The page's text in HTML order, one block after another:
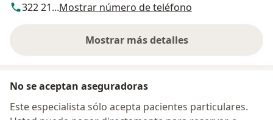
322 21...Mostrar número de teléfono
Mostrar más detalles
sobre la dirección
No se aceptan aseguradoras
Este especialista sólo acepta pacientes particulares.